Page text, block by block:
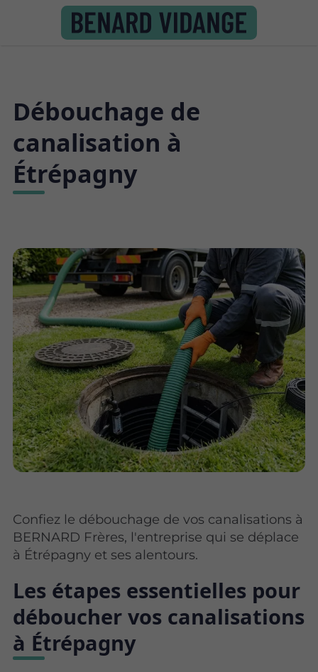
Débouchage de
canalisation à
Étrépagny
Confiez le débouchage de vos canalisations à
BERNARD Frères, l'entreprise qui se déplace
à Étrépagny et ses alentours.
Les étapes essentielles pour
déboucher vos canalisations
à Étrépagny